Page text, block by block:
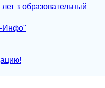
в образовательный
Инфо"